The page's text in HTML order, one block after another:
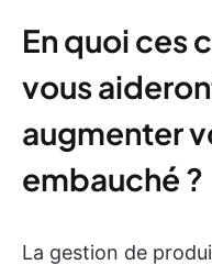
En quoi ces
vous
augmenter
embauché ?
La gestion de